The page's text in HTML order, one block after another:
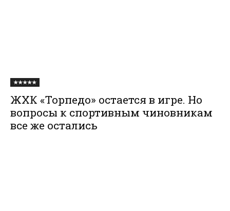
★★★★★
ЖХК «Торпедо» остается в игре. Но
вопросы к спортивным чиновникам
все же остались